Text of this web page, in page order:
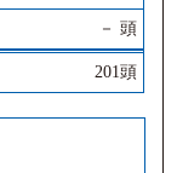
－ 頭
201頭